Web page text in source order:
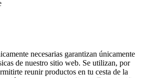
necesarias garantizan únicamente
de nuestro sitio web. Se utilizan, por
reunir productos en tu cesta de la